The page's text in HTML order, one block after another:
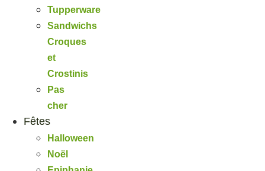
Tupperware
Sandwichs
Croques
et
Crostinis
Pas
cher
Fêtes
Halloween
Noël